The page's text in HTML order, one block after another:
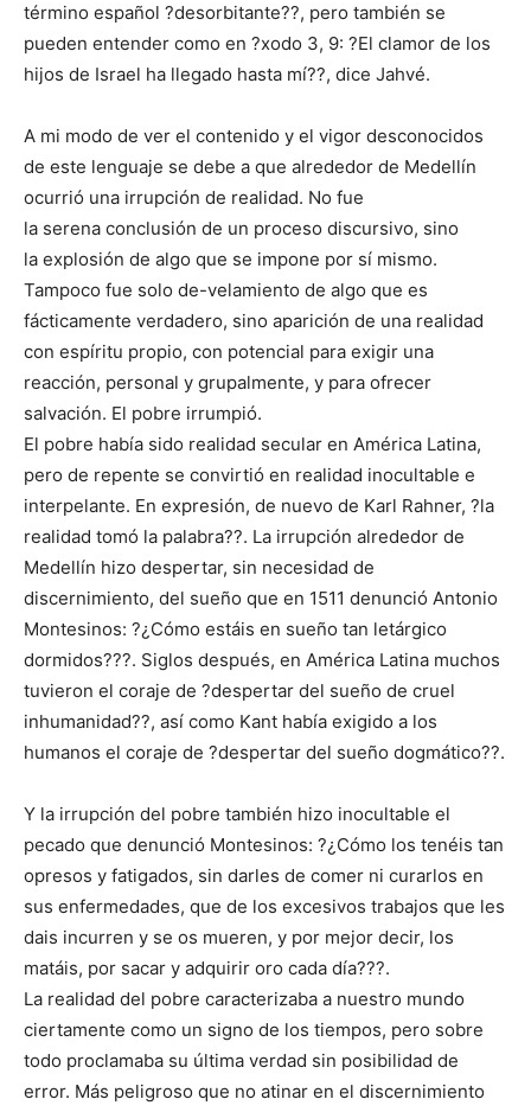
término español ?desorbitante??, pero también se
pueden entender como en ?xodo 3, 9: ?El clamor de los
hijos de Israel ha llegado hasta mí??, dice Jahvé.
A mi modo de ver el contenido y el vigor desconocidos
de este lenguaje se debe a que alrededor de Medellín
ocurrió una irrupción de realidad. No fue
la serena conclusión de un proceso discursivo, sino
la explosión de algo que se impone por sí mismo.
Tampoco fue solo de-velamiento de algo que es
fácticamente verdadero, sino aparición de una realidad
con espíritu propio, con potencial para exigir una
reacción, personal y grupalmente, y para ofrecer
salvación. El pobre irrumpió.
El pobre había sido realidad secular en América Latina,
pero de repente se convirtió en realidad inocultable e
interpelante. En expresión, de nuevo de Karl Rahner, ?la
realidad tomó la palabra??. La irrupción alrededor de
Medellín hizo despertar, sin necesidad de
discernimiento, del sueño que en 1511 denunció Antonio
Montesinos: ?¿Cómo estáis en sueño tan letárgico
dormidos???. Siglos después, en América Latina muchos
tuvieron el coraje de ?despertar del sueño de cruel
inhumanidad??, así como Kant había exigido a los
humanos el coraje de ?despertar del sueño dogmático??.
Y la irrupción del pobre también hizo inocultable el
pecado que denunció Montesinos: ?¿Cómo los tenéis tan
opresos y fatigados, sin darles de comer ni curarlos en
sus enfermedades, que de los excesivos trabajos que les
dais incurren y se os mueren, y por mejor decir, los
matáis, por sacar y adquirir oro cada día???.
La realidad del pobre caracterizaba a nuestro mundo
ciertamente como un signo de los tiempos, pero sobre
todo proclamaba su última verdad sin posibilidad de
error. Más peligroso que no atinar en el discernimiento